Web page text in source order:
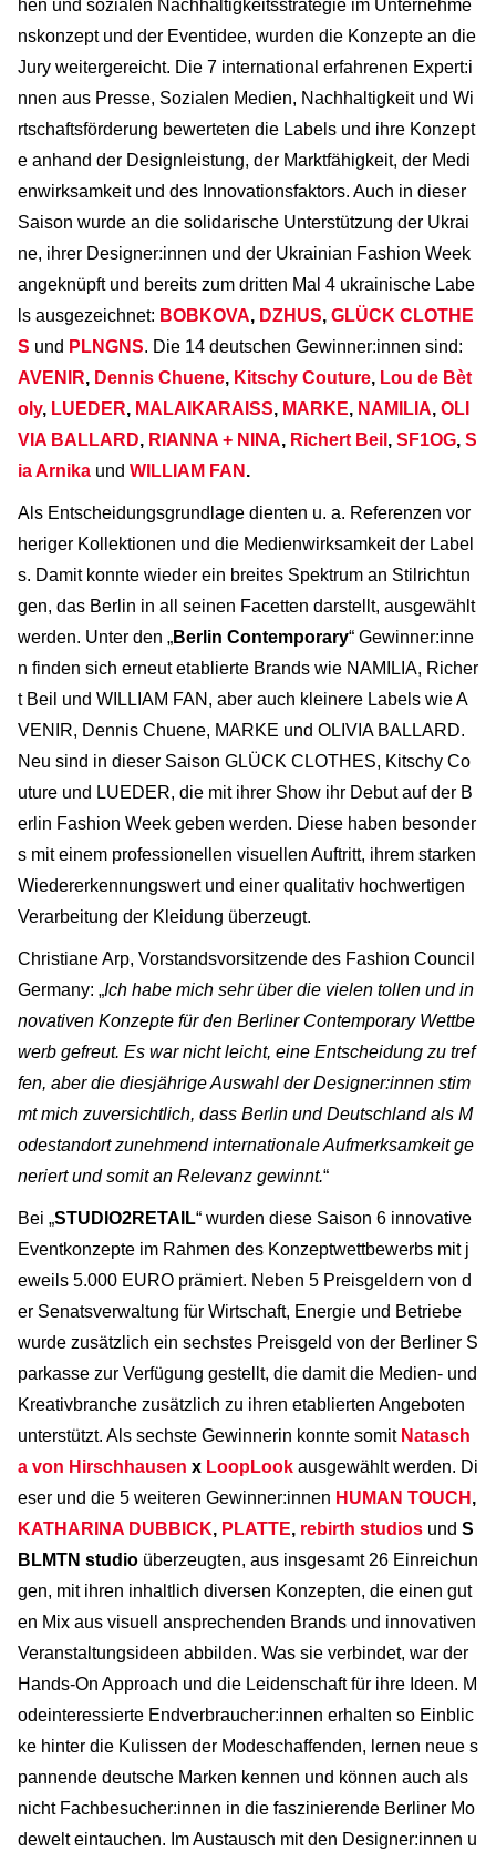
hen und sozialen Nachhaltigkeitsstrategie im Unternehme
nskonzept und der Eventidee, wurden die Konzepte an die
Jury weitergereicht. Die 7 international erfahrenen Expert:i
nnen aus Presse, Sozialen Medien, Nachhaltigkeit und Wi
rtschaftsförderung bewerteten die Labels und ihre Konzept
e anhand der Designleistung, der Marktfähigkeit, der Medi
enwirksamkeit und des Innovationsfaktors. Auch in dieser
Saison wurde an die solidarische Unterstützung der Ukrai
ne, ihrer Designer:innen und der Ukrainian Fashion Week
angeknüpft und bereits zum dritten Mal 4 ukrainische Labe
ls ausgezeichnet: BOBKOVA, DZHUS, GLÜCK CLOTHE
S und PLNGNS. Die 14 deutschen Gewinner:innen sind:
AVENIR, Dennis Chuene, Kitschy Couture, Lou de Bèt
oly, LUEDER, MALAIKARAISS, MARKE, NAMILIA, OLI
VIA BALLARD, RIANNA + NINA, Richert Beil , SF1OG, S
ia Arnika und WILLIAM FAN .
Als Entscheidungsgrundlage dienten u. a. Referenzen vor
heriger Kollektionen und die Medienwirksamkeit der Label
s. Damit konnte wieder ein breites Spektrum an Stilrichtun
gen, das Berlin in all seinen Facetten darstellt, ausgewählt
werden. Unter den „Berlin Contemporary“ Gewinner:inne
n finden sich erneut etablierte Brands wie NAMILIA, Richer
t Beil und WILLIAM FAN, aber auch kleinere Labels wie A
VENIR, Dennis Chuene, MARKE und OLIVIA BALLARD.
Neu sind in dieser Saison GLÜCK CLOTHES, Kitschy Co
uture und LUEDER, die mit ihrer Show ihr Debut auf der B
erlin Fashion Week geben werden. Diese haben besonder
s mit einem professionellen visuellen Auftritt, ihrem starken
Wiedererkennungswert und einer qualitativ hochwertigen
Verarbeitung der Kleidung überzeugt.
Christiane Arp, Vorstandsvorsitzende des Fashion Council
Germany: „Ich habe mich sehr über die vielen tollen und in
novativen Konzepte für den Berliner Contemporary Wettbe
werb gefreut. Es war nicht leicht, eine Entscheidung zu tref
fen, aber die diesjährige Auswahl der Designer:innen stim
mt mich zuversichtlich, dass Berlin und Deutschland als M
odestandort zunehmend internationale Aufmerksamkeit ge
neriert und somit an Relevanz gewinnt.“
Bei „STUDIO2RETAIL“ wurden diese Saison 6 innovative
Eventkonzepte im Rahmen des Konzeptwettbewerbs mit j
eweils 5.000 EURO prämiert. Neben 5 Preisgeldern von d
er Senatsverwaltung für Wirtschaft, Energie und Betriebe
wurde zusätzlich ein sechstes Preisgeld von der Berliner S
parkasse zur Verfügung gestellt, die damit die Medien- und
Kreativbranche zusätzlich zu ihren etablierten Angeboten
unterstützt. Als sechste Gewinnerin konnte somit Natasch
a von Hirschhausen x LoopLook ausgewählt werden. Di
eser und die 5 weiteren Gewinner:innen HUMAN TOUCH ,
KATHARINA DUBBICK, PLATTE, rebirth studios und S
BLMTN studio überzeugten, aus insgesamt 26 Einreichun
gen, mit ihren inhaltlich diversen Konzepten, die einen gut
en Mix aus visuell ansprechenden Brands und innovativen
Veranstaltungsideen abbilden. Was sie verbindet, war der
Hands-On Approach und die Leidenschaft für ihre Ideen. M
odeinteressierte Endverbraucher:innen erhalten so Einblic
ke hinter die Kulissen der Modeschaffenden, lernen neue s
pannende deutsche Marken kennen und können auch als
nicht Fachbesucher:innen in die faszinierende Berliner Mo
dewelt eintauchen. Im Austausch mit den Designer:innen u